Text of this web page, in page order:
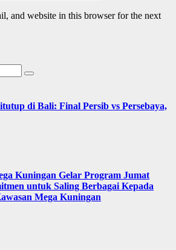
and website in this browser for the next
di Bali: Final Persib vs Persebaya,
Kuningan Gelar Program Jumat
untuk Saling Berbagai Kepada
Mega Kuningan